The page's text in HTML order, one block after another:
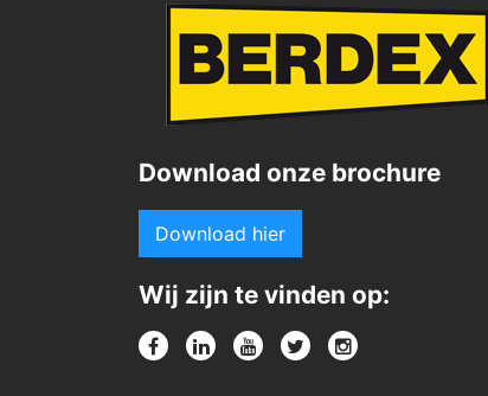
Download onze brochure
Download hier
Wij zijn te vinden op: